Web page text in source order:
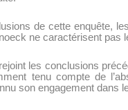
de cette enquête,
ne caractérisent pas
les conclusions
tenu compte de
son engagement dans